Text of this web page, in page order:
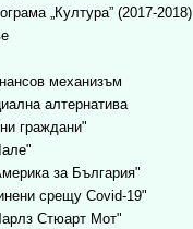
„Култура” (2017-2018)
механизъм
алтернатива
граждани"
за България"
срещу Covid-19"
Стюарт Мот"